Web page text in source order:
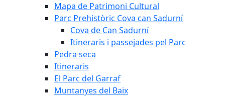
Mapa de Patrimoni Cultural
Parc Prehistòric Cova can Sadurní
Cova de Can Sadurní
Itineraris i passejades pel Parc
Pedra seca
Itineraris
El Parc del Garraf
Muntanyes del Baix